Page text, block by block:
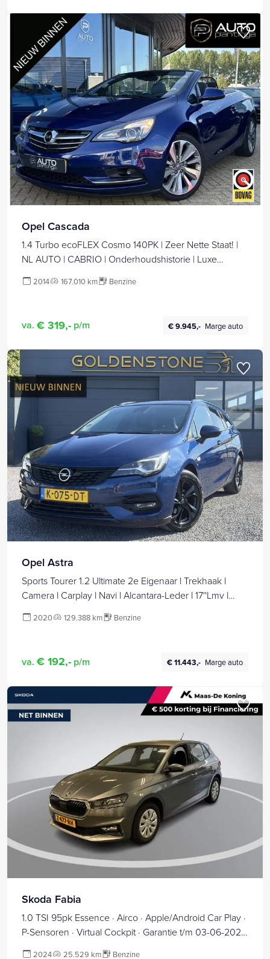
Opel Cascada
1.4 Turbo ecoFLEX Cosmo 140PK | Zeer Nette Staat! |
NL AUTO | CABRIO | Onderhoudshistorie | Luxe
| Lederen Bekleding | Parkeersensoren Voor en Achter
2014 167.010 km Benzine
va. € 319,- p/m € 9.945,- Marge auto
Opel Astra
Sports Tourer 1.2 Ultimate 2e Eigenaar l Trekhaak l
Camera l Carplay l Navi l Alcantara-Leder l 17''Lmv l
Rijstrooksensor l Pdc V+A l 6 Bak l N.A.P l 146pk l Bj 11-
2020 129.388 km Benzine
va. € 192,- p/m € 11.443,- Marge auto
Skoda Fabia
1.0 TSI 95pk Essence · Airco · Apple/Android Car Play ·
P-Sensoren · Virtual Cockpit · Garantie t/m 03-06-2028
2024 25.529 km Benzine